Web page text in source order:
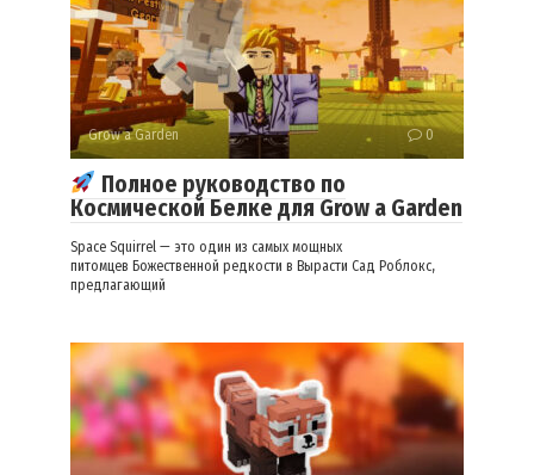
Grow a Garden 0
Полное руководство по
Космической Белке для Grow a Garden
Space Squirrel — это один из самых мощных
питомцев Божественной редкости в Вырасти Сад Роблокс,
предлагающий